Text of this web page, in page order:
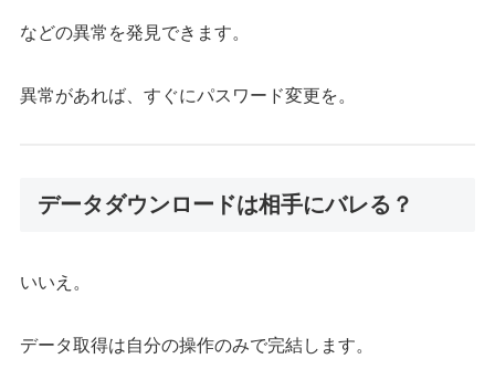
などの異常を発見できます。
異常があれば、すぐにパスワード変更を。
データダウンロードは相手にバレる？
いいえ。
データ取得は自分の操作のみで完結します。